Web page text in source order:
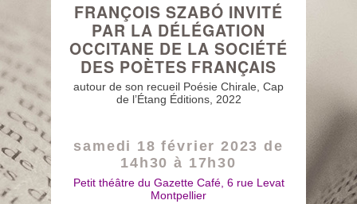
FRANÇOIS SZABÓ INVITÉ
PAR LA DÉLÉGATION
OCCITANE DE LA SOCIÉTÉ
DES POÈTES FRANÇAIS
autour de son recueil Poésie Chirale, Cap
de l’Étang Éditions, 2022
samedi 18 février 2023 de
14h30 à 17h30
Petit théâtre du Gazette Café, 6 rue Levat
Montpellier